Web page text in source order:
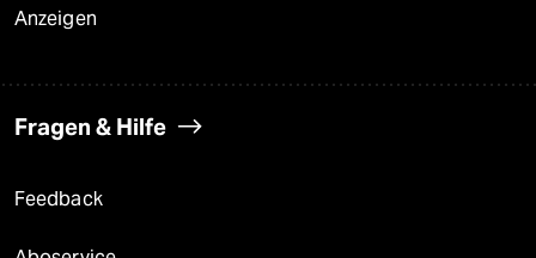
Anzeigen
Fragen & Hilfe
Feedback